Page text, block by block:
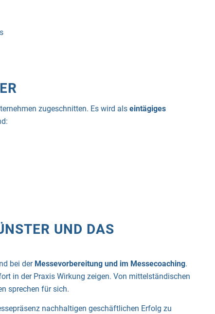
zugeschnitten. Es wird als eintägiges
UND DAS
bei der Messevorbereitung und im Messecoaching.
in der Praxis Wirkung zeigen. Von mittelständischen
sprechen für sich.
nachhaltigen geschäftlichen Erfolg zu